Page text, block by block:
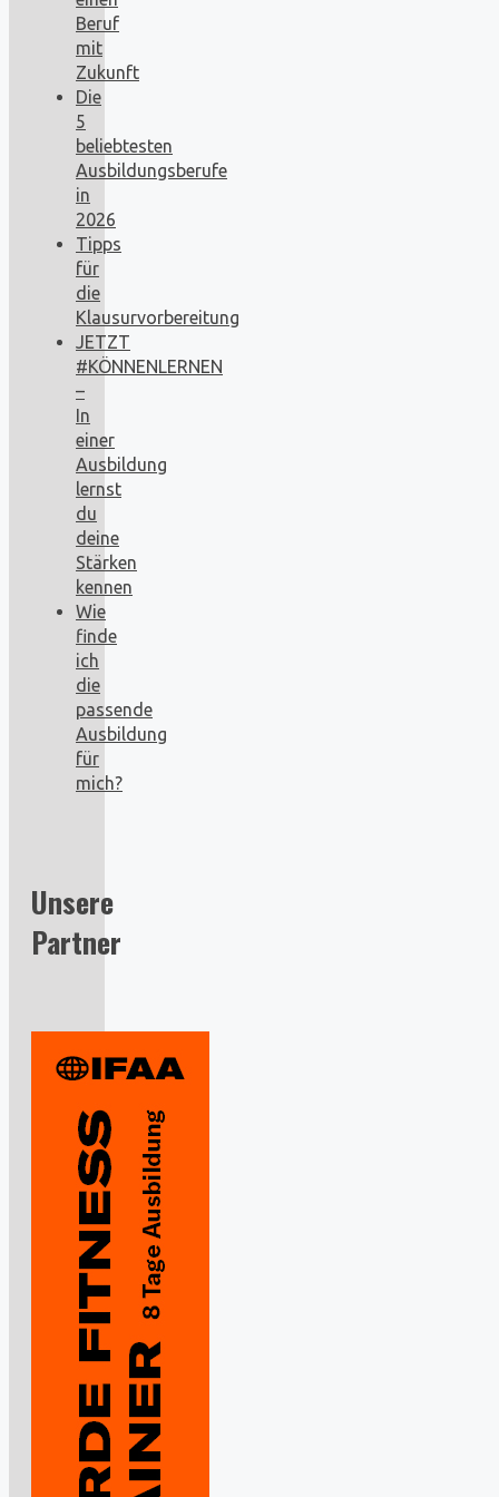
Beruf
mit
Zukunft
Die
5
beliebtesten
Ausbildungsberufe
in
2026
Tipps
für
die
Klausurvorbereitung
JETZT
#KÖNNENLERNEN
–
In
einer
Ausbildung
lernst
du
deine
Stärken
kennen
Wie
finde
ich
die
passende
Ausbildung
für
mich?
Unsere
Partner